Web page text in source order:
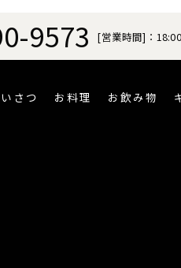
9573 [営業時間]：
さつ お料理 お飲み物